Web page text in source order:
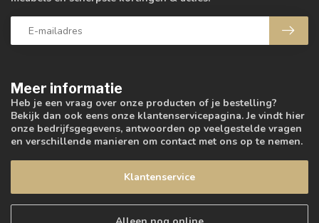
Meer informatie
Heb je een vraag over onze producten of je bestelling?
Bekijk dan ook eens onze klantenservicepagina. Je vindt hier
onze bedrijfsgegevens, antwoorden op veelgestelde vragen
en verschillende manieren om contact met ons op te nemen.
Klantenservice